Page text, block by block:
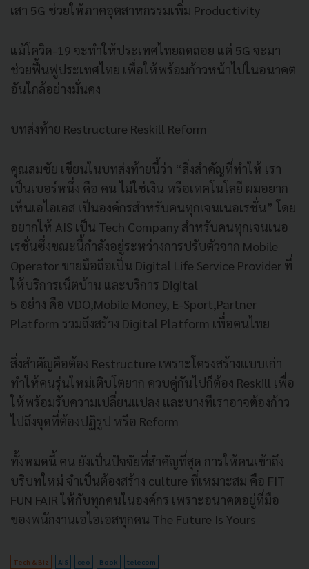
เสา 5G ช่วยให้ภาคอุตสาหกรรมเพิ่ม Productivity
แม้โควิด-19 จะทำให้ประเทศไทยถดถอย แต่ 5G จะมา
ช่วยฟื้นฟูประเทศไทย เพื่อให้พร้อมก้าวหน้าไปในอนาคต
อันใกล้อย่างมั่นคง
บทส่งท้าย Restructure Reskill Reform
คุณสมชัย เขียนในบทส่งท้ายนี้ว่า “สิ่งสำคัญที่ทำให้ เรา
เป็นเบอร์หนึ่ง คือ คน ไม่ใช่เงิน หรือเทคโนโลยี ผมอยาก
เห็นเอไอเอส เป็นองค์กรสำหรับคนทุกเจนเนอเรชั่น” โดย
อยากให้ AIS เป็น Tech Company สำหรับคนทุกเจนเนอ
เรชั่นซึ่งขณะนี้กำลังอยู่ระหว่างการปรับตัวจาก Mobile
Operator ขายมือถือเป็น Digital Life Service Provider ที่
ให้บริการเน็ตบ้าน และบริการ Digital
5 อย่าง คือ VDO,Mobile Money, E-Sport,Partner
Platform รวมถึงสร้าง Digital Platform เพื่อคนไทย
สิ่งสำคัญคือต้อง Restructure เพราะโครงสร้างแบบเก่า
ทำให้คนรุ่นใหม่เติบโตยาก ควบคู่กันไปก็ต้อง Reskill เพื่อ
ให้พร้อมรับความเปลี่ยนแปลง และบางทีเราอาจต้องก้าว
ไปถึงจุดที่ต้องปฏิรูป หรือ Reform
ทั้งหมดนี้ คน ยังเป็นปัจจัยที่สำคัญที่สุด การให้คนเข้าถึง
บริบทใหม่ จำเป็นต้องสร้าง culture ที่เหมาะสม คือ FIT
FUN FAIR ให้กับทุกคนในองค์กร เพราะอนาคตอยู่ที่มือ
ของพนักงานเอไอเอสทุกคน The Future Is Yours
Tech & Biz AIS ceo Book telecom